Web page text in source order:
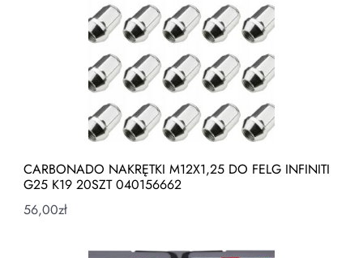
CARBONADO NAKRĘTKI M12X1,25 DO FELG INFINITI
G25 K19 20SZT 040156662
56,00zł